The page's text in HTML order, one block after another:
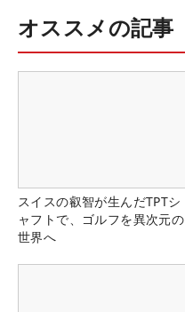
オススメの記事
スイスの叡智が生んだTPTシ
ャフトで、ゴルフを異次元の
世界へ